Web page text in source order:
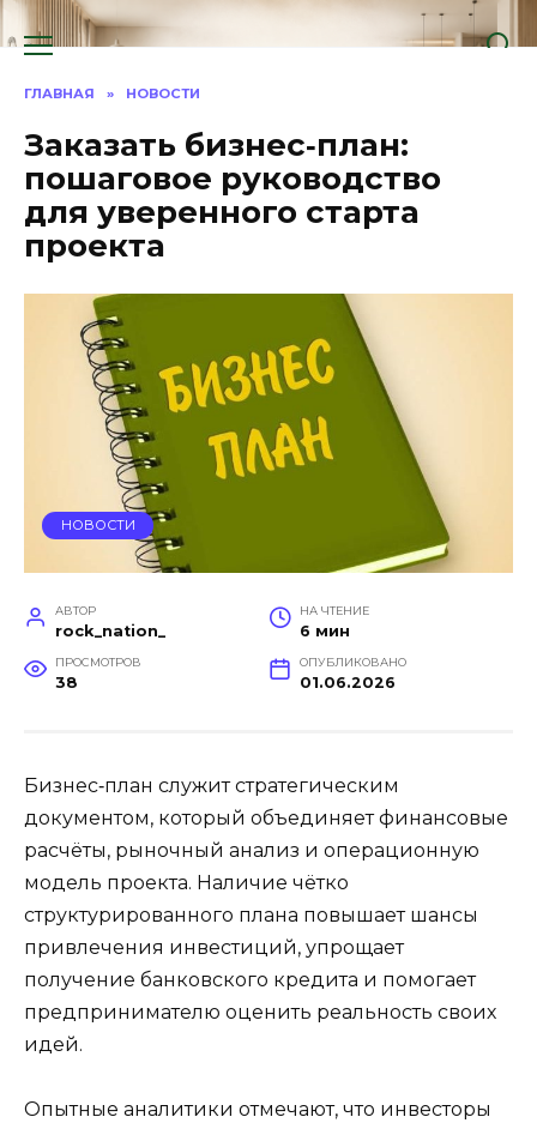
Перейти
к
ГЛАВНАЯ » НОВОСТИ
Заказать бизнес‑план:
пошаговое руководство
для уверенного старта
проекта
НОВОСТИ
АВТОР
rock_nation_
НА ЧТЕНИЕ
6 мин
ПРОСМОТРОВ
38
ОПУБЛИКОВАНО
01.06.2026
Бизнес‑план служит стратегическим
документом, который объединяет финансовые
расчёты, рыночный анализ и операционную
модель проекта. Наличие чётко
структурированного плана повышает шансы
привлечения инвестиций, упрощает
получение банковского кредита и помогает
предпринимателю оценить реальность своих
идей.
Опытные аналитики отмечают, что инвесторы